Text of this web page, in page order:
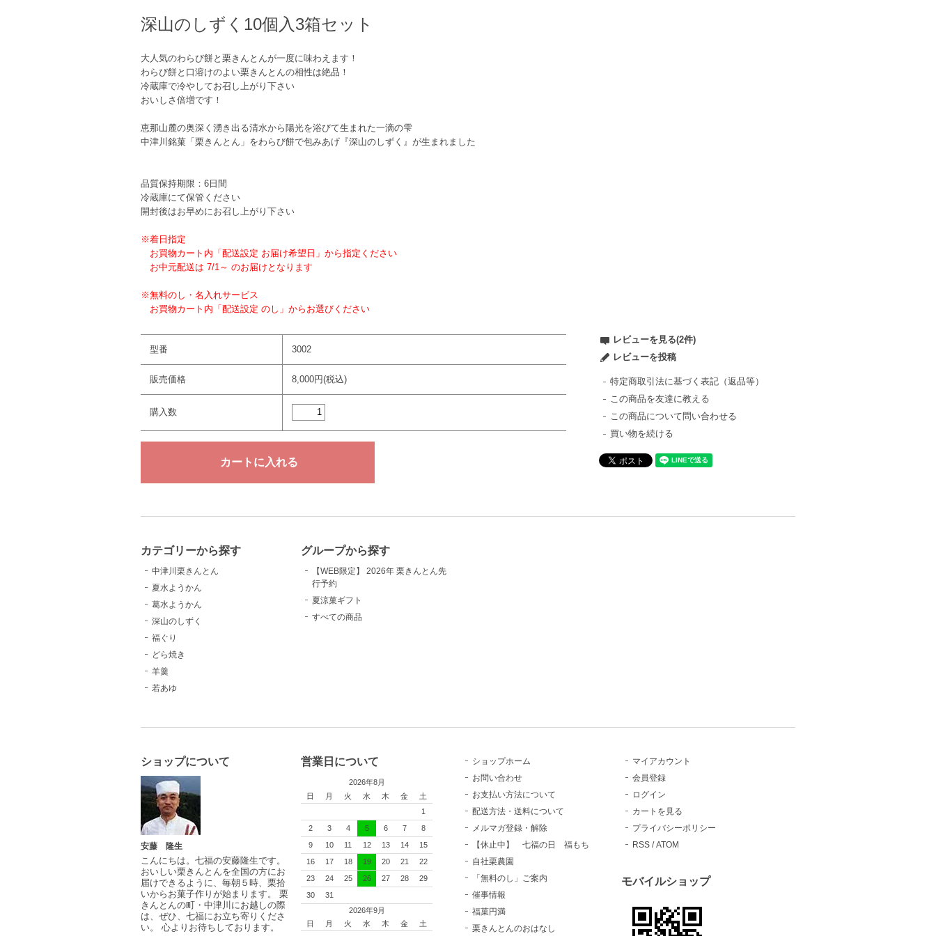
深山のしずく10個入3箱セット
大人気のわらび餅と栗きんとんが一度に味わえます！
わらび餅と口溶けのよい栗きんとんの相性は絶品！
冷蔵庫で冷やしてお召し上がり下さい
おいしさ倍増です！
恵那山麓の奥深く湧き出る清水から陽光を浴びて生まれた一滴の雫
中津川銘菓「栗きんとん」をわらび餅で包みあげ『深山のしずく』が生まれました
品質保持期限：6日間
冷蔵庫にて保管ください
開封後はお早めにお召し上がり下さい
※着日指定
お買物カート内「配送設定 お届け希望日」から指定ください
お中元配送は 7/1～ のお届けとなります
※無料のし・名入れサービス
お買物カート内「配送設定 のし」からお選びください
型番 3002
販売価格 8,000円(税込)
購入数
レビューを見る(2件)
レビューを投稿
特定商取引法に基づく表記（返品等）
この商品を友達に教える
この商品について問い合わせる
買い物を続ける
カテゴリーから探す
中津川栗きんとん
夏水ようかん
葛水ようかん
深山のしずく
福ぐり
どら焼き
羊羹
若あゆ
グループから探す
【WEB限定】 2026年 栗きんとん先
行予約
夏涼菓ギフト
すべての商品
ショップについて
安藤 隆生
こんにちは。七福の安藤隆生です。
おいしい栗きんとんを全国の方にお
届けできるように、毎朝５時、栗拾
いからお菓子作りが始まります。 栗
きんとんの町・中津川にお越しの際
は、ぜひ、七福にお立ち寄りくださ
い。 心よりお待ちしております。
営業日について
2026年8月
日
月 火 水 木 金
土
1
2
3 4 5 6 7
8
9
10 11 12 13 14
15
16
17 18 19 20 21
22
23
24 25 26 27 28
29
30
31
2026年9月
日
月 火 水 木 金
土
ショップホーム
お問い合わせ
お支払い方法について
配送方法・送料について
メルマガ登録・解除
【休止中】 七福の日 福もち
自社栗農園
「無料のし」ご案内
催事情報
福菓円満
栗きんとんのおはなし
マイアカウント
会員登録
ログイン
カートを見る
プライバシーポリシー
RSS /ATOM
モバイルショップ